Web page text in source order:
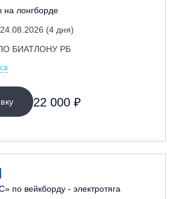
на лонгборде
(4 дня)
БИАТЛОНУ РБ
22 000 ₽
по вейкборду - электротяга